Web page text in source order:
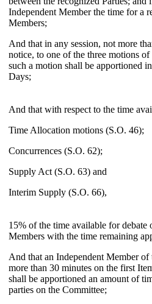
Independent Member the time for a
Members;
And that in any session, not more
notice, to one of the three motions
such a motion shall be apportioned
Days;
And that with respect to the time
Time Allocation motions (S.O. 46);
Concurrences (S.O. 62);
Supply Act (S.O. 63) and
Interim Supply (S.O. 66),
15% of the time available for debate
Members with the time remaining
And that an Independent Member
more than 30 minutes on the first
shall be apportioned an amount of
parties on the Committee;